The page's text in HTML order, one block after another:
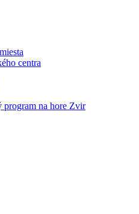
centra
na hore Zvir